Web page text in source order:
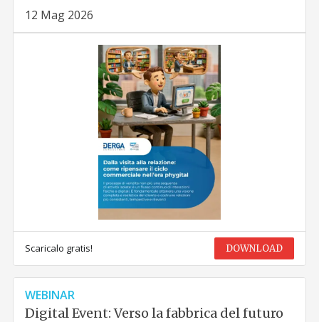
12 Mag 2026
Scaricalo gratis! DOWNLOAD
WEBINAR
Digital Event: Verso la fabbrica del futuro